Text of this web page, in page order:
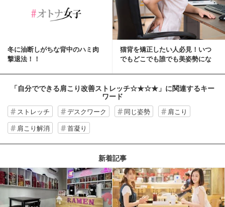
冬に油断しがちな背中のハミ肉
撃退法！！
猫背を矯正したい人必見！いつ
でもどこでも誰でも美姿勢にな
「自分でできる肩こり改善ストレッチ☆★☆★」 に関連するキー
ワード
ストレッチ デスクワーク 同じ姿勢
肩こり
肩こり解消
首凝り
新着記事